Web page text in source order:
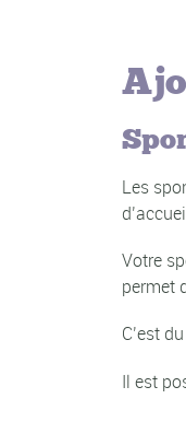
Les
Votre
permet
C’est
Il est